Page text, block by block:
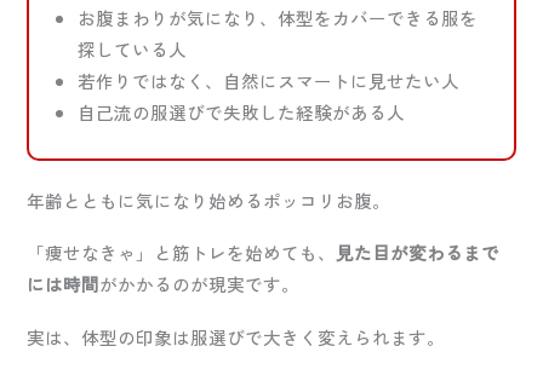
お腹まわりが気になり、体型をカバーできる服を
探している人
若作りではなく、自然にスマートに見せたい人
自己流の服選びで失敗した経験がある人
年齢とともに気になり始めるポッコリお腹。
「痩せなきゃ」と筋トレを始めても、
見た目が変わるまで
には時間がかかるのが現実です。
実は、体型の印象は服選びで大きく変えられます。